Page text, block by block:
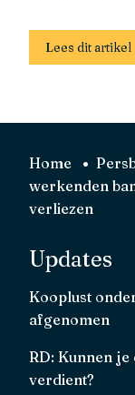
Lees dit artikel
Home
werkenden
verliezen
Updates
Kooplust
afgenomen
RD: Kunnen je
verdient?